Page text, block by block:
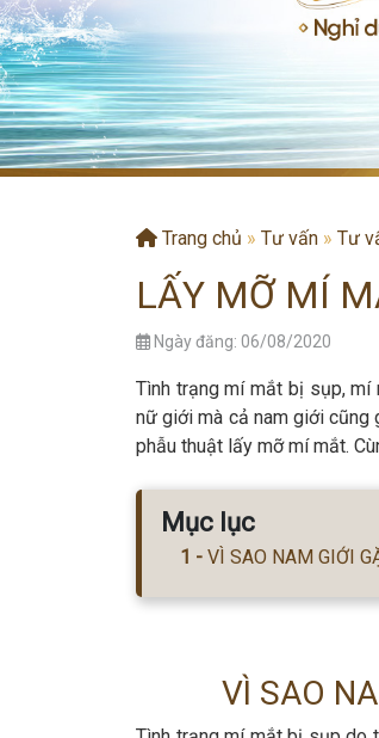
Trang chủ » Tư vấn » Tư
LẤY MỠ MÍ
Ngày đăng: 06/08/2020
Tình trạng mí mắt bị sụp, mí
nữ giới mà cả nam giới cũng
phẫu thuật lấy mỡ mí mắt.
Mục lục
VÌ SAO NAM GIỚI
VÌ SAO